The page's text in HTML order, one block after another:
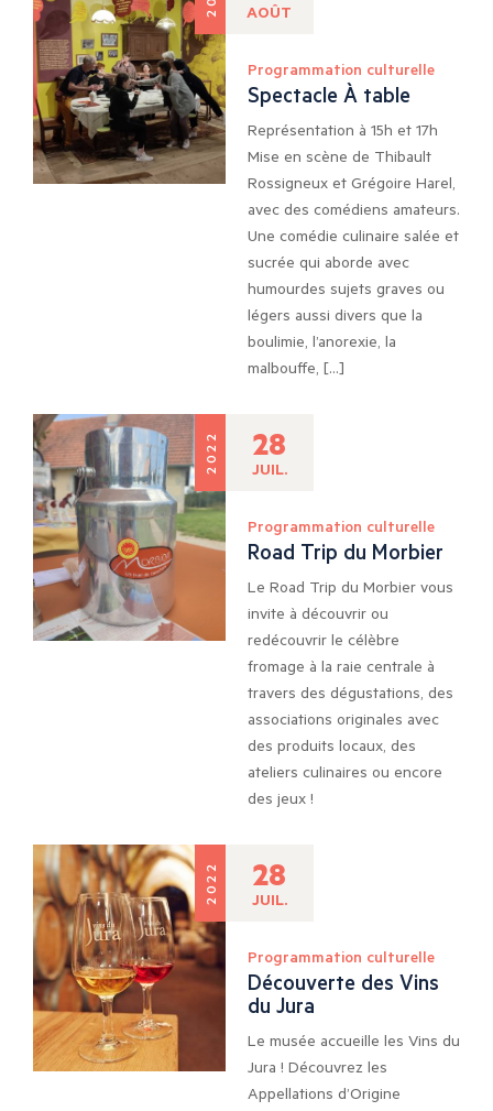
AOÛT
Programmation culturelle
Spectacle À table
Représentation à 15h et 17h
Mise en scène de Thibault
Rossigneux et Grégoire Harel,
avec des comédiens amateurs.
Une comédie culinaire salée et
sucrée qui aborde avec
humourdes sujets graves ou
légers aussi divers que la
boulimie, l’anorexie, la
malbouffe, […]
2022 28
JUIL.
Programmation culturelle
Road Trip du Morbier
Le Road Trip du Morbier vous
invite à découvrir ou
redécouvrir le célèbre
fromage à la raie centrale à
travers des dégustations, des
associations originales avec
des produits locaux, des
ateliers culinaires ou encore
des jeux !
2022 28
JUIL.
Programmation culturelle
Découverte des Vins
du Jura
Le musée accueille les Vins du
Jura ! Découvrez les
Appellations d’Origine